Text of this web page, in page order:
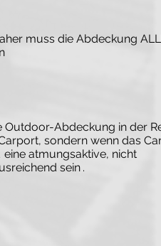
muss die Abdeckung
Outdoor-Abdeckung in der
sondern wenn das
eine atmungsaktive, nicht
sein .